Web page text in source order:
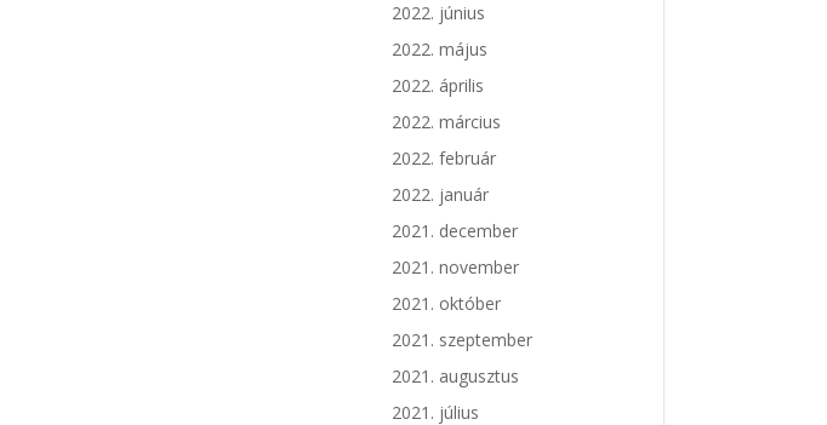
2022. június
2022. május
2022. április
2022. március
2022. február
2022. január
2021. december
2021. november
2021. október
2021. szeptember
2021. augusztus
2021. július